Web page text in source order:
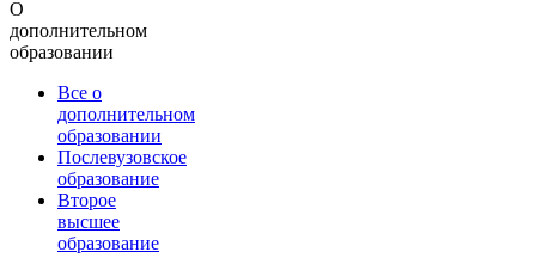
О
дополнительном
образовании
Все о
дополнительном
образовании
Послевузовское
образование
Второе
высшее
образование